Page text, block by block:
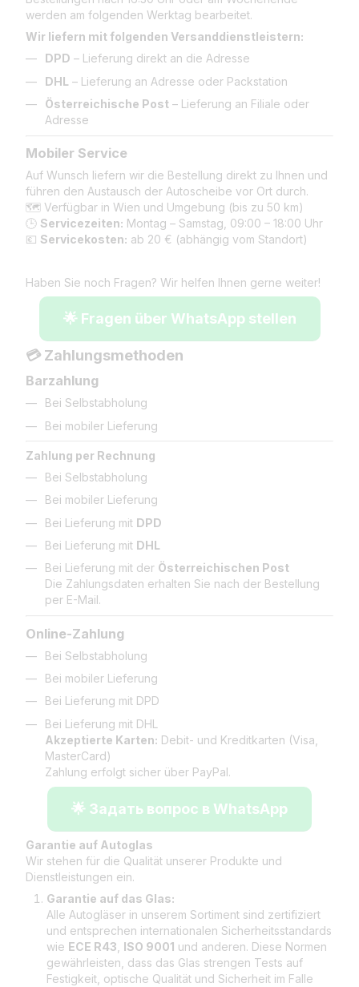
werden am folgenden Werktag bearbeitet.
Wir liefern mit folgenden Versanddienstleistern:
DPD – Lieferung direkt an die Adresse
DHL – Lieferung an Adresse oder Packstation
Österreichische Post – Lieferung an Filiale oder
Adresse
Mobiler Service
Auf Wunsch liefern wir die Bestellung direkt zu Ihnen und
führen den Austausch der Autoscheibe vor Ort durch.
🗺️ Verfügbar in Wien und Umgebung (bis zu 50 km)
🕒 Servicezeiten: Montag – Samstag, 09:00 – 18:00 Uhr
💶 Servicekosten: ab 20 € (abhängig vom Standort)
Haben Sie noch Fragen? Wir helfen Ihnen gerne weiter!
🌟 Fragen über WhatsApp stellen
💳 Zahlungsmethoden
Barzahlung
Bei Selbstabholung
Bei mobiler Lieferung
Zahlung per Rechnung
Bei Selbstabholung
Bei mobiler Lieferung
Bei Lieferung mit DPD
Bei Lieferung mit DHL
Bei Lieferung mit der Österreichischen Post
Die Zahlungsdaten erhalten Sie nach der Bestellung
per E-Mail.
Online-Zahlung
Bei Selbstabholung
Bei mobiler Lieferung
Bei Lieferung mit DPD
Bei Lieferung mit DHL
Akzeptierte Karten: Debit- und Kreditkarten (Visa,
MasterCard)
Zahlung erfolgt sicher über PayPal.
🌟 Задать вопрос в WhatsApp
Garantie auf Autoglas
Wir stehen für die Qualität unserer Produkte und
Dienstleistungen ein.
Garantie auf das Glas:
Alle Autogläser in unserem Sortiment sind zertifiziert
und entsprechen internationalen Sicherheitsstandards
wie ECE R43 ISO 9001 und anderen. Diese Normen
gewährleisten, dass das Glas strengen Tests auf
Festigkeit, optische Qualität und Sicherheit im Falle